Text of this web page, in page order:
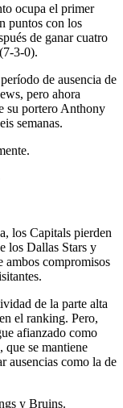
ocupa el primer
puntos con los
de ganar cuatro
3-0).
de ausencia de
pero ahora
su portero Anthony
semanas.
los Capitals pierden
los Dallas Stars y
ambos compromisos
de la parte alta
el ranking. Pero,
afianzado como
se mantiene
ausencias como la de
y Bruins.